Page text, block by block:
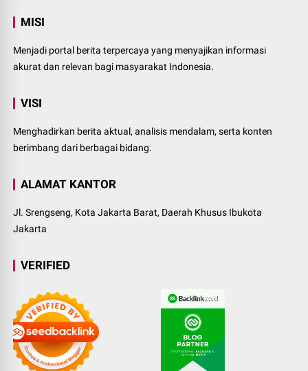
MISI
Menjadi portal berita terpercaya yang menyajikan informasi
akurat dan relevan bagi masyarakat Indonesia.
VISI
Menghadirkan berita aktual, analisis mendalam, serta konten
berimbang dari berbagai bidang.
ALAMAT KANTOR
Jl. Srengseng, Kota Jakarta Barat, Daerah Khusus Ibukota
Jakarta
VERIFIED